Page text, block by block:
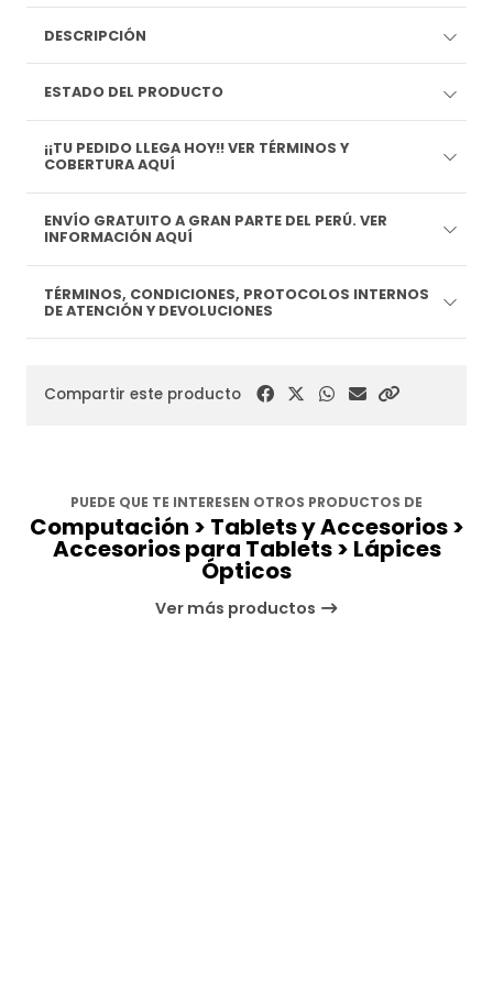
DESCRIPCIÓN
ESTADO DEL PRODUCTO
¡¡TU PEDIDO LLEGA HOY!! VER TÉRMINOS Y
COBERTURA AQUÍ
ENVÍO GRATUITO A GRAN PARTE DEL PERÚ. VER
INFORMACIÓN AQUÍ
TÉRMINOS, CONDICIONES, PROTOCOLOS INTERNOS
DE ATENCIÓN Y DEVOLUCIONES
Compartir este producto
PUEDE QUE TE INTERESEN OTROS PRODUCTOS DE
Computación > Tablets y Accesorios >
Accesorios para Tablets > Lápices
Ópticos
Ver más productos